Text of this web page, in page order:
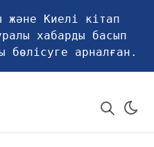
және Киелі кітап
хабарды басып
бөлісуге арналған.